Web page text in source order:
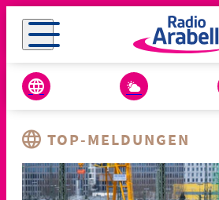
TOP-MELDUNGEN